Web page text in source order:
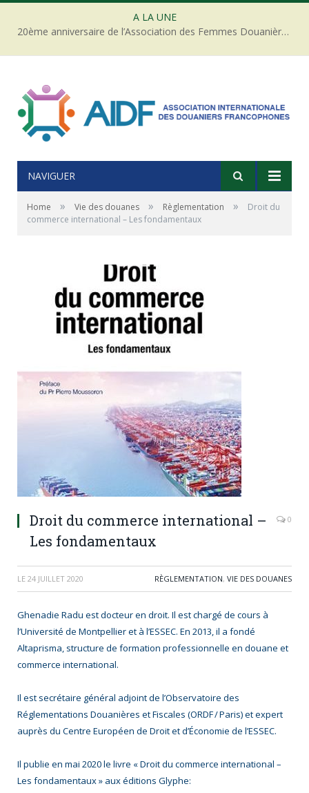
A LA UNE
20ème anniversaire de l’Association des Femmes Douanières de Côte d’ivoire
NAVIGUER
Home » Vie des douanes » Règlementation »
Droit du
commerce international – Les fondamentaux
Droit du commerce international –
Les fondamentaux
0
LE 24 JUILLET 2020 RÈGLEMENTATION, VIE DES DOUANES
Ghenadie Radu est docteur en droit. Il est chargé de cours à
l’Université de Montpellier et à l’ESSEC. En 2013, il a fondé
Altaprisma, structure de formation professionnelle en douane et
commerce international.
Il est secrétaire général adjoint de l’Observatoire des
Réglementations Douanières et Fiscales (ORDF / Paris) et expert
auprès du Centre Européen de Droit et d’Économie de l’ESSEC.
Il publie en mai 2020 le livre « Droit du commerce international –
Les fondamentaux » aux éditions Glyphe: